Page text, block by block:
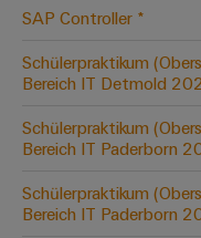
SAP Controller *
Schülerpraktikum
Bereich IT Detmold
Schülerpraktikum
Bereich IT Paderborn
Schülerpraktikum
Bereich IT Paderborn